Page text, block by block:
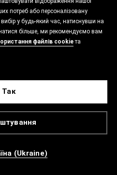
потреб або персоналізовану
у будь-який час, натиснувши на
більше, ми рекомендуємо вам
файлів cookieта
Так
(Ukraine)